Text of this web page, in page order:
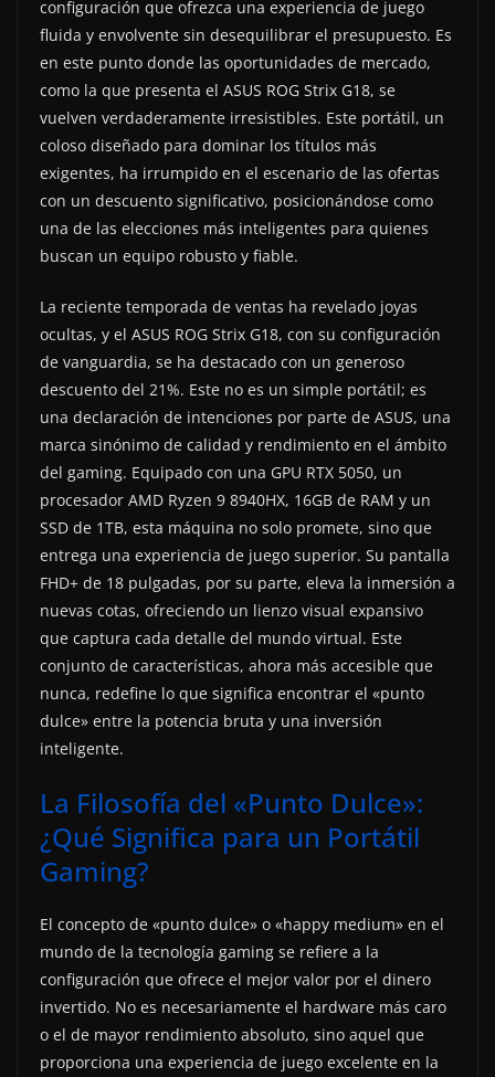
configuración que ofrezca una experiencia de juego
fluida y envolvente sin desequilibrar el presupuesto. Es
en este punto donde las oportunidades de mercado,
como la que presenta el ASUS ROG Strix G18, se
vuelven verdaderamente irresistibles. Este portátil, un
coloso diseñado para dominar los títulos más
exigentes, ha irrumpido en el escenario de las ofertas
con un descuento significativo, posicionándose como
una de las elecciones más inteligentes para quienes
buscan un equipo robusto y fiable.
La reciente temporada de ventas ha revelado joyas
ocultas, y el ASUS ROG Strix G18, con su configuración
de vanguardia, se ha destacado con un generoso
descuento del 21%. Este no es un simple portátil; es
una declaración de intenciones por parte de ASUS, una
marca sinónimo de calidad y rendimiento en el ámbito
del gaming. Equipado con una GPU RTX 5050, un
procesador AMD Ryzen 9 8940HX, 16GB de RAM y un
SSD de 1TB, esta máquina no solo promete, sino que
entrega una experiencia de juego superior. Su pantalla
FHD+ de 18 pulgadas, por su parte, eleva la inmersión a
nuevas cotas, ofreciendo un lienzo visual expansivo
que captura cada detalle del mundo virtual. Este
conjunto de características, ahora más accesible que
nunca, redefine lo que significa encontrar el «punto
dulce» entre la potencia bruta y una inversión
inteligente.
La Filosofía del «Punto Dulce»:
¿Qué Significa para un Portátil
Gaming?
El concepto de «punto dulce» o «happy medium» en el
mundo de la tecnología gaming se refiere a la
configuración que ofrece el mejor valor por el dinero
invertido. No es necesariamente el hardware más caro
o el de mayor rendimiento absoluto, sino aquel que
proporciona una experiencia de juego excelente en la